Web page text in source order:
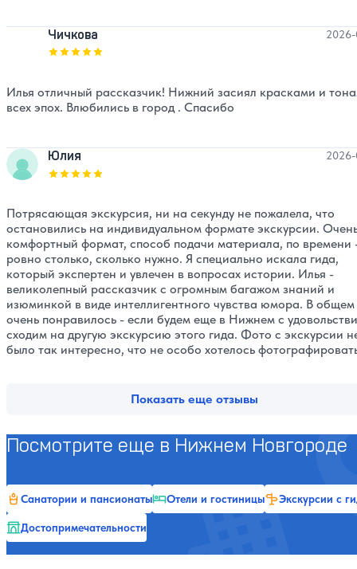
Чичкова
Оценка, количество звезд:
Илья отличный рассказчик! Нижний засиял красками и
всех эпох. Влюбились в город . Спасибо
Юлия
Оценка, количество звезд:
Потрясающая экскурсия, ни на секунду не пожалела, что
остановились на индивидуальном формате экскурсии.
комфортный формат, способ подачи материала, по времени
ровно столько, сколько нужно. Я специально искала гида,
который экспертен и увлечен в вопросах истории. Илья -
великолепный рассказчик с огромным багажом знаний и
изюминкой в виде интеллигентного чувства юмора. В
очень понравилось - если будем еще в Нижнем с
сходим на другую экскурсию этого гида. Фото с экскурсии
было так интересно, что не особо хотелось
Показать еще отзывы
Посмотрите еще в Нижнем Новгороде
Санатории и пансионаты Отели и гостиницы
Экскурсии с
Достопримечательности